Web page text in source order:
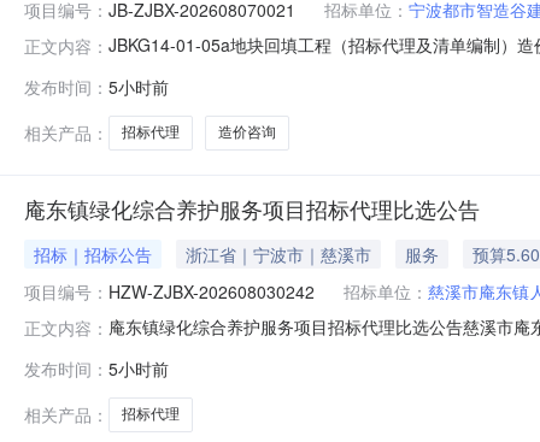
项目编号： JB-ZJBX-202608070021 招标单位： 宁波都市智造谷
正文内容： JBKG14-01-05a地块回填工程（招标代理及清单编制）
造价咨询；招标代理项目地点：江北区项目基本情况：
发布时间： 5小时前
相关产品：
招标代理 造价咨询
庵东镇绿化综合养护服务项目招标代理比选公告
招标｜招标公告 浙江省｜宁波市｜慈溪市 服务
预算
项目编号： HZW-ZJBX-202608030242 招标单位： 慈溪市庵东镇
正文内容： 庵东镇绿化综合养护服务项目招标代理比选公告慈溪市
容：养护服务招标代理中介服务完成期限要求：60天质
控制范围：费率范
发布时间： 5小时前
相关产品：
招标代理